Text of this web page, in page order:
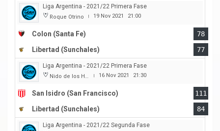
Liga Argentina - 2021/22 Primera Fase
Roque Otrino | 19 Nov 2021 21:00
Colon (Santa Fe)
78
Libertad (Sunchales)
77
Liga Argentina - 2021/22 Primera Fase
Nido de los Halcones | 16 Nov 2021 21:30
San Isidro (San Francisco)
111
Libertad (Sunchales)
84
Liga Argentina - 2021/22 Segunda Fase